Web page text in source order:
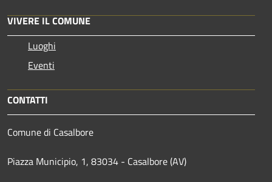
VIVERE IL COMUNE
Luoghi
Eventi
CONTATTI
Comune di Casalbore
Piazza Municipio, 1, 83034 - Casalbore (AV)